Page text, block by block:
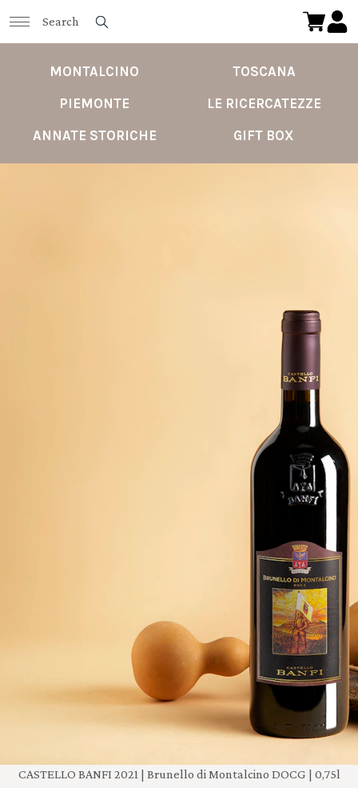
MONTALCINO
TOSCANA
PIEMONTE
LE RICERCATEZZE
ANNATE STORICHE
GIFT BOX
CASTELLO BANFI 2021 | Brunello di Montalcino DOCG | 0,75l